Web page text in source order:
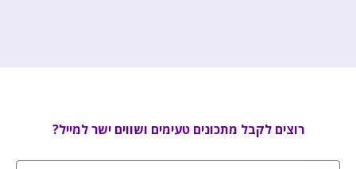
רוצים לקבל מתכונים טעימים ושווים ישר למייל?